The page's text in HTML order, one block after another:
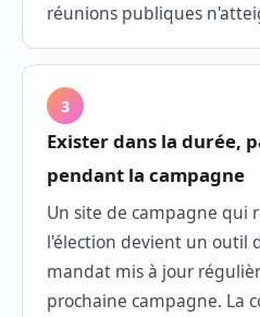
réunions publiques
3
Exister dans la durée,
pendant la campagne
Un site de campagne qui
l'élection devient un outil
mandat mis à jour
prochaine campagne. La